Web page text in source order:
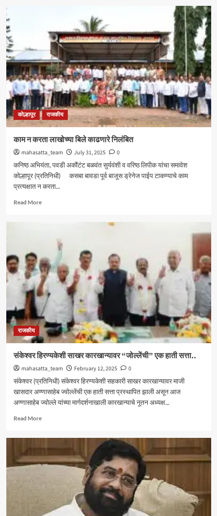
आगमनाने
भाजप
पक्षाला
अधिक
बळ
ः
आमदार
शशिकला
जोल्ले_
कोल्हापूर राजकीय
काम न करता लाखोच्या बिले काढणारे निलंबित
mahasatta_team July 31, 2025
0
कनिष्ठ अभियंता, पवडी अकौंटंट बळवंत सुर्यवंशी व वरिष्ठ लिपीक यांचा समावेश
कोल्हापूर (प्रतिनिधी) कसबा बावडा पूर्व बाजूस ड्रेनेज पाईप टाकण्याचे काम
प्रत्यक्षात न करता...
Read MoreRead
लाखोच्या
बिले
काढणारे
निलंबित
राजकीय
संकेश्वर हिरण्यकेशी साखर कारखान्यावर “जोल्लेंची” एक हाती सत्ता..
mahasatta_team February 12, 2025
0
संकेश्वर (प्रतिनिधी) संकेश्वर हिरण्यकेशी सहकारी साखर कारखान्यावर माजी
खासदार अण्णासाहेब ज्वोल्लेंची एक हाती सत्ता प्रस्थापित झाली असून आज
अण्णासाहेब ज्वोल्ले यांच्या मार्गदर्शनाखाली कारखान्याचे नूतन अध्यक्ष...
Read MoreRead
साखर
सत्ता..